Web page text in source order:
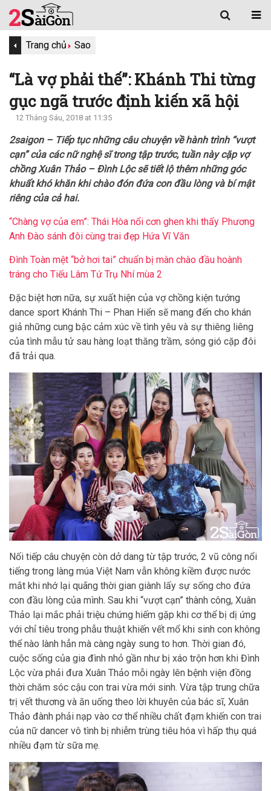
Trang chủ Sao
“Là vợ phải thế”: Khánh Thi từng
gục ngã trước định kiến xã hội
12 Tháng Sáu, 2018 at 11:35
2saigon – Tiếp tục những câu chuyện về hành trình “vượt
cạn” của các nữ nghệ sĩ trong tập trước, tuần này cặp vợ
chồng Xuân Thảo – Đình Lộc sẽ tiết lộ thêm những góc
khuất khó khăn khi chào đón đứa con đầu lòng và bí mật
riêng của cả hai.
“Chàng vợ của em”: Thái Hòa nổi cơn ghen khi thấy Phương
Anh Đào sánh đôi cùng trai đẹp Hứa Vĩ Văn
Đình Toàn mệt “bở hơi tai” chuẩn bị màn chào đầu hoành
tráng cho Tiếu Lâm Tứ Trụ Nhí mùa 2
Đặc biệt hơn nữa, sự xuất hiện của vợ chồng kiện tướng
dance sport Khánh Thi – Phan Hiển sẽ mang đến cho khán
giả những cung bậc cảm xúc về tình yêu và sự thiêng liêng
của tình mẫu tử sau hàng loạt thăng trầm, sóng gió cặp đôi
đã trải qua.
Nối tiếp câu chuyện còn dở dang từ tập trước, 2 vũ công nổi
tiếng trong làng múa Việt Nam vẫn không kiềm được nước
mắt khi nhớ lại quãng thời gian giành lấy sự sống cho đứa
con đầu lòng của mình. Sau khi “vượt cạn” thành công, Xuân
Thảo lại mắc phải triệu chứng hiếm gặp khi cơ thể bị dị ứng
với chỉ tiêu trong phẫu thuật khiến vết mổ khi sinh con không
thể nào lành hẳn mà càng ngày sung to hơn. Thời gian đó,
cuộc sống của gia đình nhỏ gần như bị xáo trộn hơn khi Đình
Lộc vừa phải đưa Xuân Thảo mỗi ngày lên bệnh viện đồng
thời chăm sóc cậu con trai vừa mới sinh. Vừa tập trung chữa
trị vết thương và ăn uống theo lời khuyên của bác sĩ, Xuân
Thảo đành phải nạp vào cơ thể nhiều chất đạm khiến con trai
của nữ dancer vô tình bị nhiễm trùng tiêu hóa vì hấp thụ quá
nhiều đạm từ sữa mẹ.